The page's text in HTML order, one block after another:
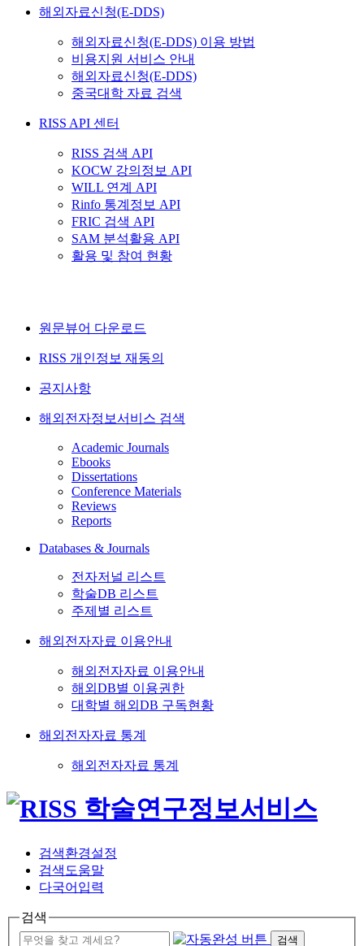
해외자료신청(E-DDS)
해외자료신청(E-DDS) 이용 방법
비용지원 서비스 안내
해외자료신청(E-DDS)
중국대학 자료 검색
RISS API 센터
RISS 검색 API
KOCW 강의정보 API
WILL 연계 API
Rinfo 통계정보 API
FRIC 검색 API
SAM 분석활용 API
활용 및 참여 현황
원문뷰어 다운로드
RISS 개인정보 재동의
공지사항
해외전자정보서비스 검색
Academic Journals
Ebooks
Dissertations
Conference Materials
Reviews
Reports
Databases & Journals
전자저널 리스트
학술DB 리스트
주제별 리스트
해외전자자료 이용안내
해외전자자료 이용안내
해외DB별 이용권한
대학별 해외DB 구독현황
해외전자자료 통계
해외전자자료 통계
검색환경설정
검색도움말
다국어입력
검색
검색